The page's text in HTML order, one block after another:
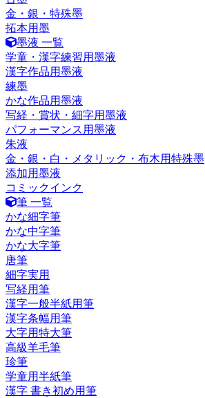
金・銀・特殊墨
拓本用墨
墨液 一覧
学童・漢字練習用墨液
漢字作品用墨液
練墨
かな作品用墨液
写経・賞状・細字用墨液
パフォーマンス用墨液
朱液
金・銀・白・メタリック・布木用特殊墨
添加用墨液
コミックインク
筆 一覧
かな細字筆
かな中字筆
かな大字筆
唐筆
細字実用
写経用筆
漢字一般半紙用筆
漢字条幅用筆
大字用特大筆
高級羊毛筆
珍筆
学童用半紙筆
漢字 書き初め用筆